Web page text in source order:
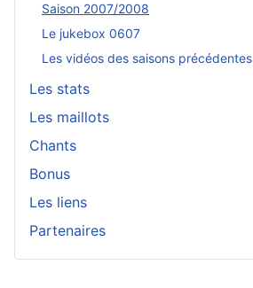
Saison 2007/2008
Le jukebox 0607
Les vidéos des saisons précédentes
Les stats
Les maillots
Chants
Bonus
Les liens
Partenaires